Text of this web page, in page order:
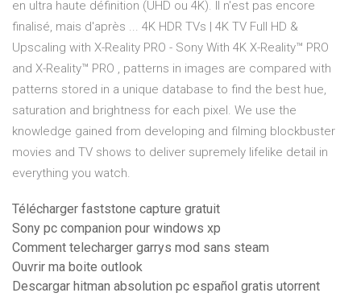
en ultra haute définition (UHD ou 4K). Il n'est pas encore
finalisé, mais d'après ... 4K HDR TVs | 4K TV Full HD &
Upscaling with X-Reality PRO - Sony With 4K X-Reality™ PRO
and X-Reality™ PRO , patterns in images are compared with
patterns stored in a unique database to find the best hue,
saturation and brightness for each pixel. We use the
knowledge gained from developing and filming blockbuster
movies and TV shows to deliver supremely lifelike detail in
everything you watch.
Télécharger faststone capture gratuit
Sony pc companion pour windows xp
Comment telecharger garrys mod sans steam
Ouvrir ma boite outlook
Descargar hitman absolution pc español gratis utorrent